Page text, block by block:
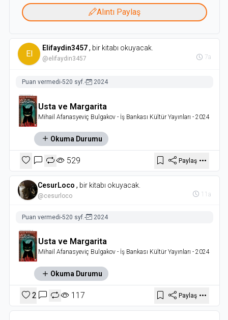
Alıntı Paylaş
El
Elifaydin3457, bir kitabı okuyacak.
@elifaydin3457 7a
Puan vermedi-520 syf.- 2024
Usta ve Margarita
Mihail Afanasyeviç Bulgakov - İş Bankası Kültür Yayınları - 2024
Okuma Durumu
529 Paylaş
CesurLoco , bir kitabı okuyacak.
@cesurloco 11a
Puan vermedi-520 syf. - 2024
Usta ve Margarita
Mihail Afanasyeviç Bulgakov - İş Bankası Kültür Yayınları - 2024
Okuma Durumu
2 117 Paylaş